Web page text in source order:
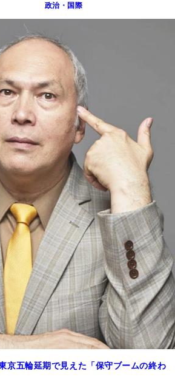
政治・国際
京五輪延期で見えた「保守ブームの終わ